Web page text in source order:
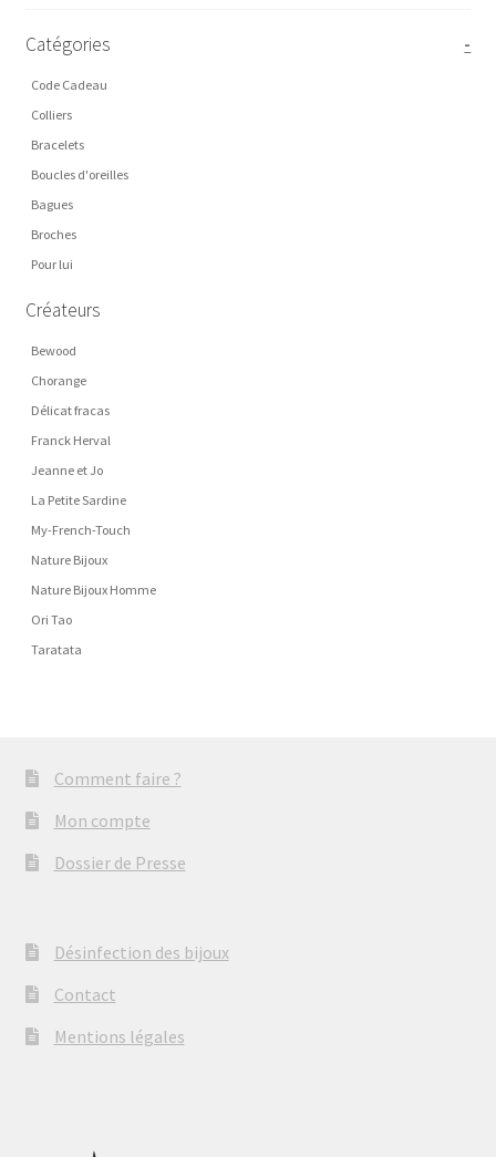
Catégories -
Code Cadeau
Colliers
Bracelets
Boucles d'oreilles
Bagues
Broches
Pour lui
Créateurs
Bewood
Chorange
Délicat fracas
Franck Herval
Jeanne et Jo
La Petite Sardine
My-French-Touch
Nature Bijoux
Nature Bijoux Homme
Ori Tao
Taratata
Comment faire ?
Mon compte
Dossier de Presse
Désinfection des bijoux
Contact
Mentions légales